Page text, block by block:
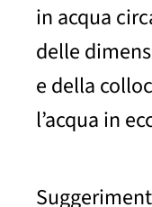
in acqua
delle
e della
l’acqua in